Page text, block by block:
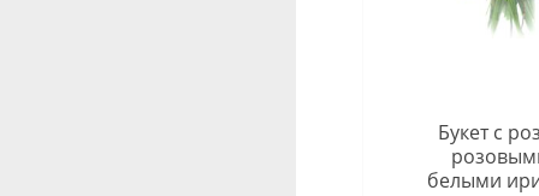
Букет с
белыми